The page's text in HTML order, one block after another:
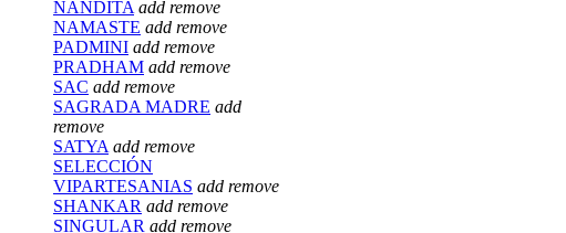
NANDITA add remove
NAMASTE add remove
PADMINI add remove
PRADHAM add remove
SAC add remove
SAGRADA MADRE add
remove
SATYA add remove
SELECCIÓN
VIPARTESANIAS add remove
SHANKAR add remove
SINGULAR add remove